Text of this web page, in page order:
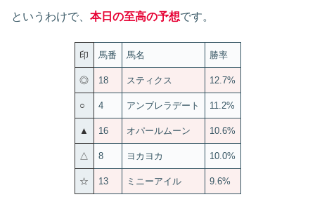
というわけで、 本日の至高の予想です。
印 馬番 馬名 勝率
◎ 18 スティクス 12.7%
○ 4 アンブレラデート 11.2%
▲ 16 オパールムーン 10.6%
△ 8 ヨカヨカ 10.0%
☆ 13 ミニーアイル 9.6%